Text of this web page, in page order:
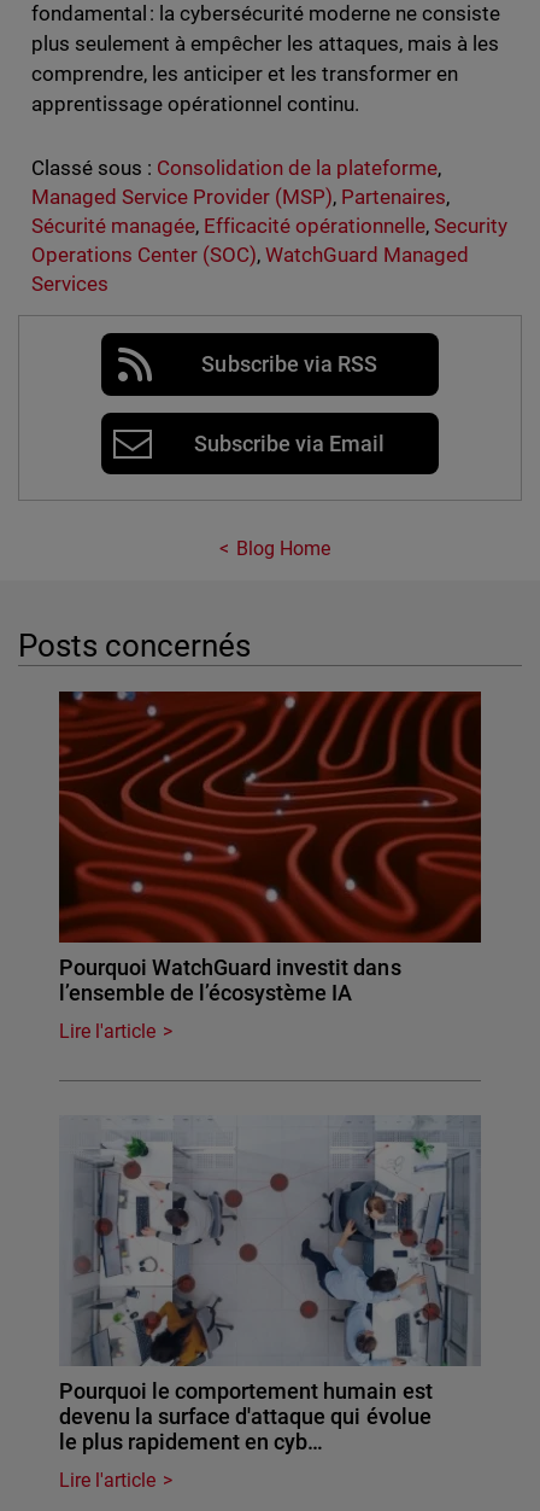
fondamental : la cybersécurité moderne ne consiste
plus seulement à empêcher les attaques, mais à les
comprendre, les anticiper et les transformer en
apprentissage opérationnel continu.
Classé sous : Consolidation de la plateforme,
Managed Service Provider (MSP), Partenaires,
Sécurité managée, Efficacité opérationnelle,Security
Operations Center (SOC), WatchGuard Managed
Services
Subscribe via RSS
Subscribe via Email
Blog Home
Posts concernés
Pourquoi WatchGuard investit dans
l’ensemble de l’écosystème IA
Lire l'article
Pourquoi le comportement humain est
devenu la surface d'attaque qui évolue
le plus rapidement en cyb…
Lire l'article